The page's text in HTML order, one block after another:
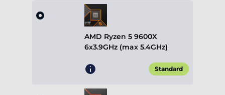
AMD Ryzen 5 9600X
6x3.9GHz (max 5.4GHz)
Standard